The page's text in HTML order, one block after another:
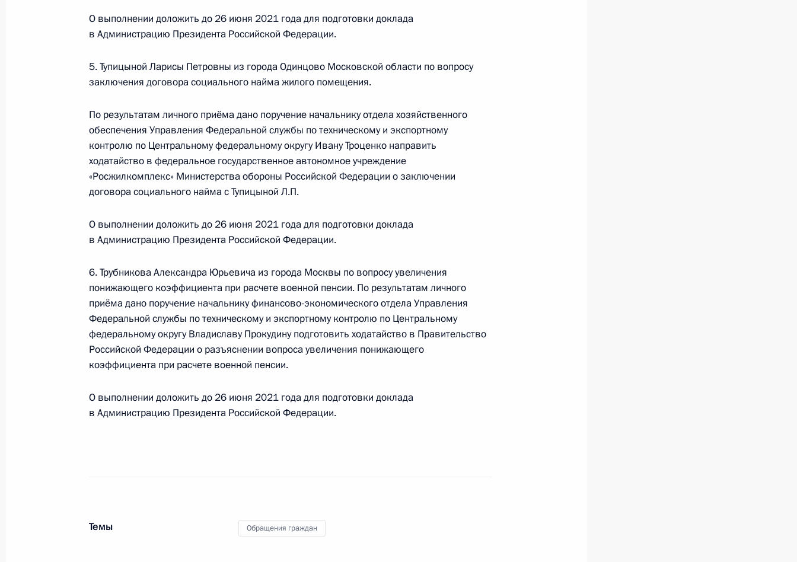
26 мая 2021 года по поручению Президента Российской Федерации руководитель
Управления Федеральной службы по техническому и экспортному контролю
Российской Федерации по приёму граждан в Москве личный приём граждан
26 мая 2021 года, 20:12
26 мая 2021 года по поручению Президента Российской Федерации советник
Президента Российской Федерации по приёму граждан в Москве личный приём
граждан в режиме видео-конференц-связи
Исполнены поручения, данные по результатам личного приёма, проведённого
по поручению Президента Российской Федерации руководителем
Межрегионального управления № 1 Федерального медико-биологического
агентства Александром Самошиным в Приёмной Президента Российской
26 мая 2021 года, 20:11
в Москве 22 апреля 2021 года
О выполнении доложить до 26 июня 2021 года для подготовки доклада
в Администрацию Президента Российской Федерации.
5. Тупицыной Ларисы Петровны из города Одинцово Московской области по вопросу
заключения договора социального найма жилого помещения.
По результатам личного приёма дано поручение начальнику отдела хозяйственного
обеспечения Управления Федеральной службы по техническому и экспортному
контролю по Центральному федеральному округу Ивану Троценко направить
ходатайство в федеральное государственное автономное учреждение
«Росжилкомплекс» Министерства обороны Российской Федерации о заключении
договора социального найма с Тупицыной Л.П.
О выполнении доложить до 26 июня 2021 года для подготовки доклада
в Администрацию Президента Российской Федерации.
6. Трубникова Александра Юрьевича из города Москвы по вопросу увеличения
понижающего коэффициента при расчете военной пенсии. По результатам личного
приёма дано поручение начальнику финансово-экономического отдела Управления
Федеральной службы по техническому и экспортному контролю по Центральному
федеральному округу Владиславу Прокудину подготовить ходатайство в Правительство
Российской Федерации о разъяснении вопроса увеличения понижающего
коэффициента при расчете военной пенсии.
О выполнении доложить до 26 июня 2021 года для подготовки доклада
в Администрацию Президента Российской Федерации.
Темы Обращения граждан